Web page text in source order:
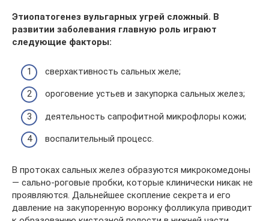
Этиопатогенез вульгарных угрей сложный. В
развитии заболевания главную роль играют
следующие факторы:
сверхактивность сальных желе;
ороговение устьев и закупорка сальных желез;
деятельность сапрофитной микрофлоры кожи;
воспалительный процесс.
В протоках сальных желез образуются микрокомедоны
— сально-роговые пробки, которые клинически никак не
проявляются. Дальнейшее скопление секрета и его
давление на закупоренную воронку фолликула приводит